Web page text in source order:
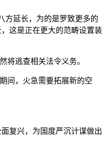
延长，为的是罗致更多的
这是正在更大的范畴设置装
逃查相关法令义务。
间，火急需要拓展新的空
复兴，为国度严沉计谋做出